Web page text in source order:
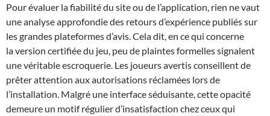
Pour évaluer la fiabilité du site ou de l’application, rien ne vaut
une analyse approfondie des retours d’expérience publiés sur
les grandes plateformes d’avis. Cela dit, en ce qui concerne
la version certifiée du jeu, peu de plaintes formelles signalent
une véritable escroquerie. Les joueurs avertis conseillent de
prêter attention aux autorisations réclamées lors de
l’installation. Malgré une interface séduisante, cette opacité
demeure un motif régulier d’insatisfaction chez ceux qui